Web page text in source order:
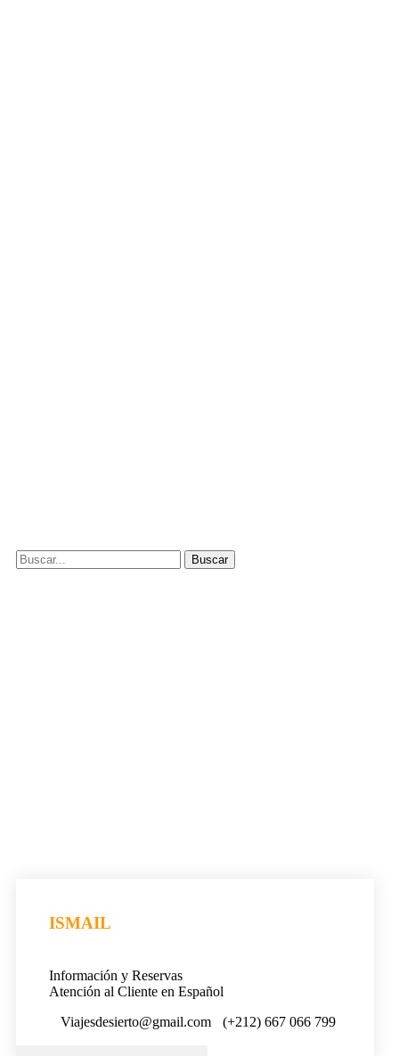
ISMAIL
Información y Reservas
Atención al Cliente en Español
Viajesdesierto@gmail.com
(+212) 667 066 799